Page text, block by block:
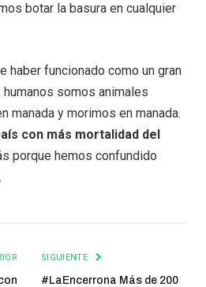
botar la basura en cualquier
haber funcionado como un gran
somos animales
manada y morimos en manada.
con más mortalidad del
porque hemos confundido
SIGUIENTE
#LaEncerrona Más de 200